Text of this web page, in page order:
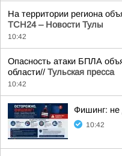
На территории региона
ТСН24 – Новости Тулы
10:42
Опасность атаки БПЛА
области// Тульская пресса
10:42
Фишинг: не
10:42